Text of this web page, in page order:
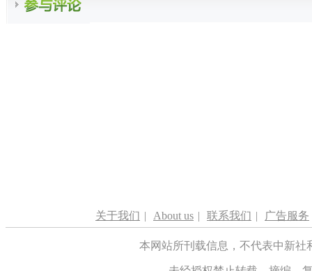
关于我们 | About us | 联系我们 | 广告服务
本网站所刊载信息，不代表中新